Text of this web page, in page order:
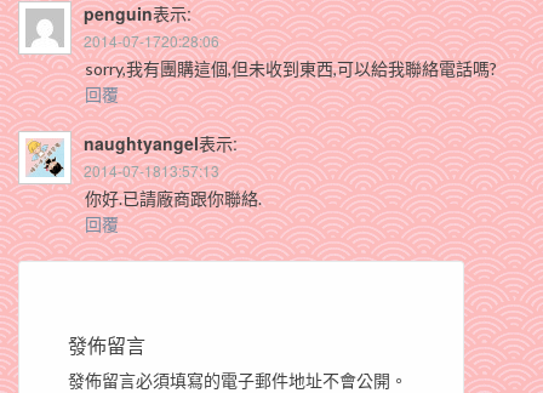
penguin表示:
2014-07-1720:28:06
sorry,我有團購這個,但未收到東西,可以給我聯絡電話嗎?
回覆
naughtyangel表示:
2014-07-1813:57:13
你好.已請廠商跟你聯絡.
回覆
發佈留言
發佈留言必須填寫的電子郵件地址不會公開。